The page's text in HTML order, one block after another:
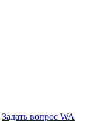
Задать вопрос WA